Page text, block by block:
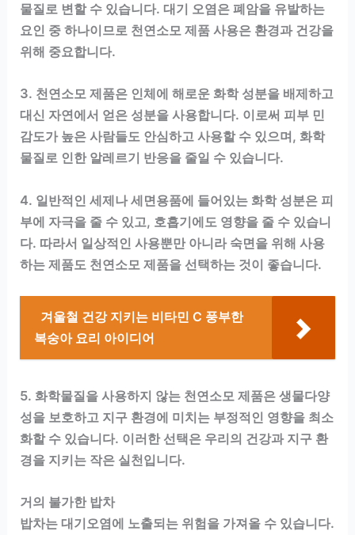
물질로 변할 수 있습니다. 대기 오염은 폐암을 유발하는
요인 중 하나이므로 천연소모 제품 사용은 환경과 건강을
위해 중요합니다.
3. 천연소모 제품은 인체에 해로운 화학 성분을 배제하고
대신 자연에서 얻은 성분을 사용합니다. 이로써 피부 민
감도가 높은 사람들도 안심하고 사용할 수 있으며, 화학
물질로 인한 알레르기 반응을 줄일 수 있습니다.
4. 일반적인 세제나 세면용품에 들어있는 화학 성분은 피
부에 자극을 줄 수 있고, 호흡기에도 영향을 줄 수 있습니
다. 따라서 일상적인 사용뿐만 아니라 숙면을 위해 사용
하는 제품도 천연소모 제품을 선택하는 것이 좋습니다.
겨울철 건강 지키는 비타민 C 풍부한
복숭아 요리 아이디어
5. 화학물질을 사용하지 않는 천연소모 제품은 생물다양
성을 보호하고 지구 환경에 미치는 부정적인 영향을 최소
화할 수 있습니다. 이러한 선택은 우리의 건강과 지구 환
경을 지키는 작은 실천입니다.
거의 불가한 밥차
밥차는 대기오염에 노출되는 위험을 가져올 수 있습니다.